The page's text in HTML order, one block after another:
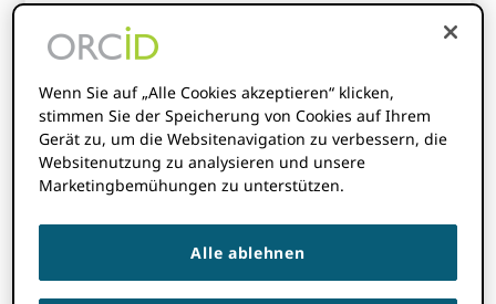
Rollen und
Verantwortlichkeiten des
Ausschusses
Der Ausschuss ist dafür verantwortlich,
Personen zu identifizieren, zu prüfen, zu
überprüfen und dem Vorstand zu
empfehlen, die für diese Tätigkeit qualifiziert
sind ORCID Vorstandsmitglieder und andere
Maßnahmen, die in angemessenem
Wenn Sie auf „Alle Cookies akzeptieren“ klicken,
stimmen Sie der Speicherung von Cookies auf Ihrem
Gerät zu, um die Websitenavigation zu verbessern, die
Websitenutzung zu analysieren und unsere
Marketingbemühungen zu unterstützen.
Alle ablehnen